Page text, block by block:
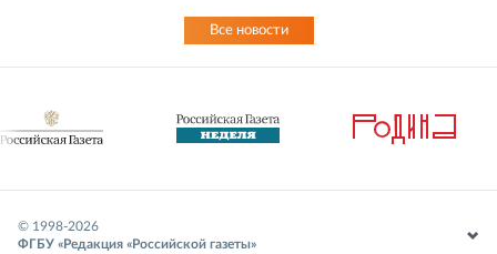
Все новости
© 1998-2026
ФГБУ «Редакция «Российской газеты»